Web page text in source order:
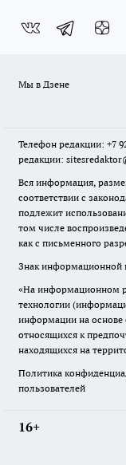
Мы в Дзене
Телефон редакции: +7
редакции:
Вся информация,
соответствии с
подлежит
том числе
как с письменного
Знак информационной
«На информационном
технологии
информации на основе
относящихся к
находящихся на
Политика
пользователей
16+